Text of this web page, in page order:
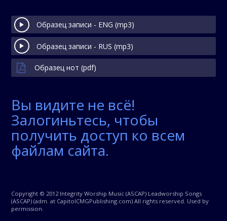
Образец записи - ENG (mp3)
Образец записи - RUS (mp3)
Образец нот (pdf)
Вы видите не всё!
Залогиньтесь, чтобы
получить доступ ко всем
файлам сайта.
Copyright © 2012 Integrity Worship Music (ASCAP) Leadworship Songs
(ASCAP) (adm. at CapitolCMGPublishing.com) All rights reserved. Used by
permission.